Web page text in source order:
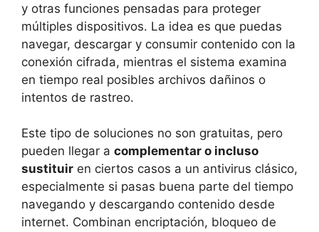
y otras funciones pensadas para proteger
múltiples dispositivos. La idea es que puedas
navegar, descargar y consumir contenido con la
conexión cifrada, mientras el sistema examina
en tiempo real posibles archivos dañinos o
intentos de rastreo.
Este tipo de soluciones no son gratuitas, pero
pueden llegar a complementar o incluso
sustituir en ciertos casos a un antivirus clásico,
especialmente si pasas buena parte del tiempo
navegando y descargando contenido desde
internet. Combinan encriptación, bloqueo de